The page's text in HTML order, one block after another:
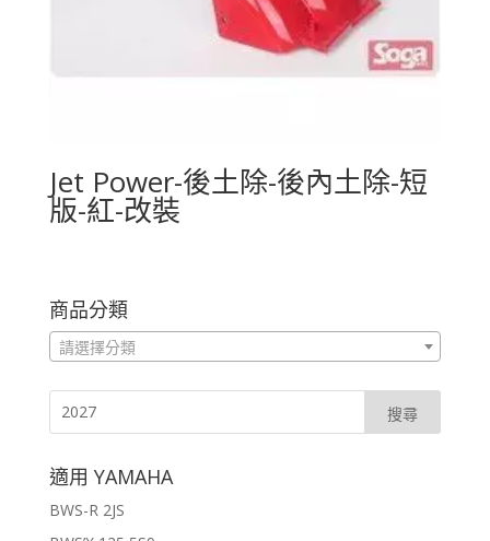
Jet Power-後土除-後內土除-短
版-紅-改裝
商品分類
請選擇分類
適用 YAMAHA
BWS-R 2JS